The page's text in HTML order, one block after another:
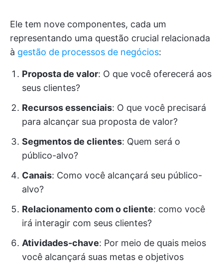
Ele tem nove componentes, cada um
representando uma questão crucial relacionada
à gestão de processos de negócios:
Proposta de valor: O que você oferecerá aos
seus clientes?
Recursos essenciais: O que você precisará
para alcançar sua proposta de valor?
Segmentos de clientes: Quem será o
público-alvo?
Canais: Como você alcançará seu público-
alvo?
Relacionamento com o cliente: como você
irá interagir com seus clientes?
Atividades-chave: Por meio de quais meios
você alcançará suas metas e objetivos